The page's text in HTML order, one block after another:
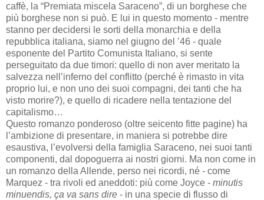
caffè, la “Premiata miscela Saraceno”, di un borghese che
più borghese non si può. E lui in questo momento - mentre
stanno per decidersi le sorti della monarchia e della
repubblica italiana, siamo nel giugno del ’46 - quale
esponente del Partito Comunista Italiano, si sente
perseguitato da due timori: quello di non aver meritato la
salvezza nell’inferno del conflitto (perché è rimasto in vita
proprio lui, e non uno dei suoi compagni, dei tanti che ha
visto morire?), e quello di ricadere nella tentazione del
capitalismo…
Questo romanzo ponderoso (oltre seicento fitte pagine) ha
l’ambizione di presentare, in maniera si potrebbe dire
esaustiva, l’evolversi della famiglia Saraceno, nei suoi tanti
componenti, dal dopoguerra ai nostri giorni. Ma non come in
un romanzo della Allende, perso nei ricordi, né - come
Marquez - tra rivoli ed aneddoti: più come Joyce - minutis
minuendis, ça va sans dire - in una specie di flusso di